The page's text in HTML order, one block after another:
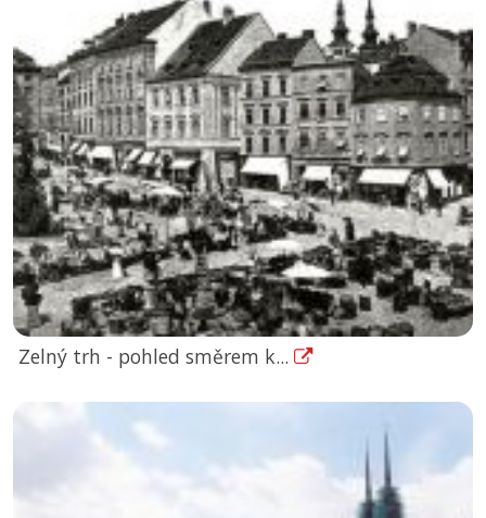
Zelný trh - pohled směrem k...